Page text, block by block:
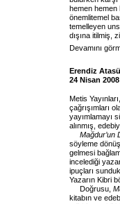
hemen hemen
önemlitemel
temelleyen
dışına itilmiş,
Devamını
Erendiz
24 Nisan 2008
Metis
çağrışımları
yayımlamayı
alınmış,
Mağdur’un
söyleme
gelmesi
incelediği
ipuçları
Yazarın Kibri
Doğrusu,
kitabın ve